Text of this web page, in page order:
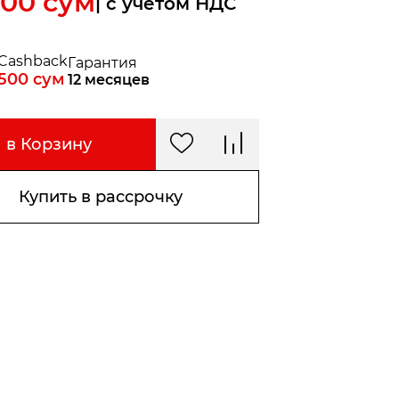
сум
Гарантия
12 месяцев
в Корзину
Купить в рассрочку